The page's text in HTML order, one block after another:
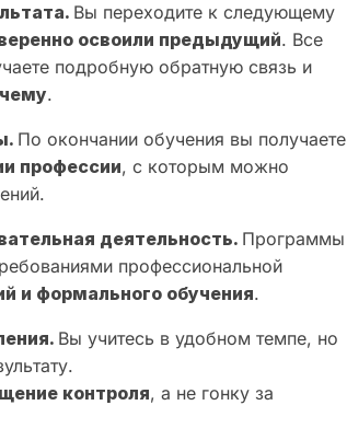
Вы переходите к следующему
освоили предыдущий. Все
подробную обратную связь и
.
По окончании обучения вы получаете
профессии, с которым можно
деятельность. Программы
профессиональной
и формального обучения.
Вы учитесь в удобном темпе, но
контроля, а не гонку за